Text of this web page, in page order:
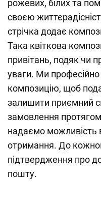
рожевих, білих та
своєю
стрічка додає
Така квіткова
привітань, подяк чи
уваги. Ми
композицію, щоб
залишити приємний
замовлення
надаємо можливість
отримання. До
підтвердження про
пошту.